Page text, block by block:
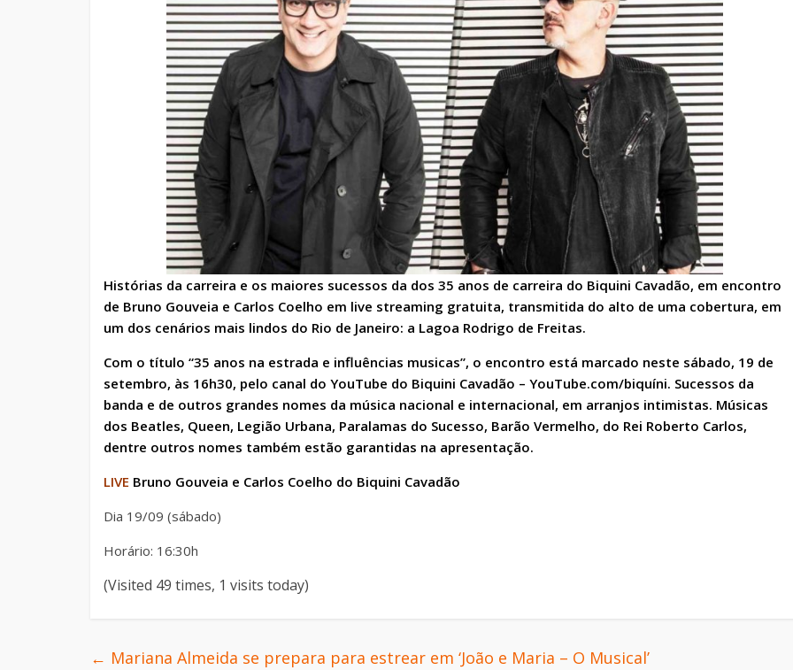
Histórias da carreira e os maiores sucessos da dos 35 anos de carreira do Biquini Cavadão, em encontro
de Bruno Gouveia e Carlos Coelho em live streaming gratuita, transmitida do alto de uma cobertura, em
um dos cenários mais lindos do Rio de Janeiro: a Lagoa Rodrigo de Freitas.
Com o título “35 anos na estrada e influências musicas”, o encontro está marcado neste sábado, 19 de
setembro, às 16h30, pelo canal do YouTube do Biquini Cavadão – YouTube.com/biquíni. Sucessos da
banda e de outros grandes nomes da música nacional e internacional, em arranjos intimistas. Músicas
dos Beatles, Queen, Legião Urbana, Paralamas do Sucesso, Barão Vermelho, do Rei Roberto Carlos,
dentre outros nomes também estão garantidas na apresentação.
LIVE Bruno Gouveia e Carlos Coelho do Biquini Cavadão
Dia 19/09 (sábado)
Horário: 16:30h
(Visited 49 times, 1 visits today)
← Mariana Almeida se prepara para estrear em ‘João e Maria – O Musical’